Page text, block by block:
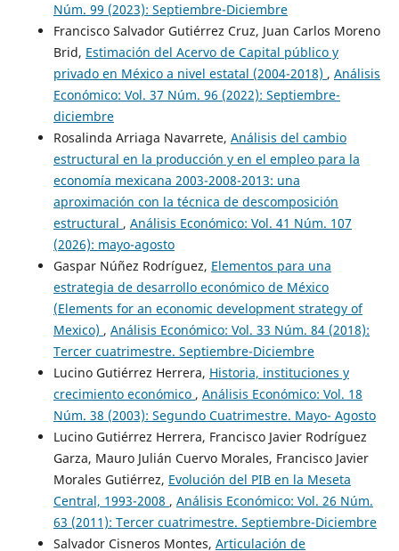
Núm. 99 (2023): Septiembre-Diciembre
Francisco Salvador Gutiérrez Cruz, Juan Carlos Moreno
Brid, Estimación del Acervo de Capital público y
privado en México a nivel estatal (2004-2018) , Análisis
Económico: Vol. 37 Núm. 96 (2022): Septiembre-
diciembre
Rosalinda Arriaga Navarrete, Análisis del cambio
estructural en la producción y en el empleo para la
economía mexicana 2003-2008-2013: una
aproximación con la técnica de descomposición
estructural , Análisis Económico: Vol. 41 Núm. 107
(2026): mayo-agosto
Gaspar Núñez Rodríguez, Elementos para una
estrategia de desarrollo económico de México
(Elements for an economic development strategy of
Mexico) , Análisis Económico: Vol. 33 Núm. 84 (2018):
Tercer cuatrimestre. Septiembre-Diciembre
Lucino Gutiérrez Herrera, Historia, instituciones y
crecimiento económico , Análisis Económico: Vol. 18
Núm. 38 (2003): Segundo Cuatrimestre. Mayo- Agosto
Lucino Gutiérrez Herrera, Francisco Javier Rodríguez
Garza, Mauro Julián Cuervo Morales, Francisco Javier
Morales Gutiérrez, Evolución del PIB en la Meseta
Central, 1993-2008 , Análisis Económico: Vol. 26 Núm.
63 (2011): Tercer cuatrimestre. Septiembre-Diciembre
Salvador Cisneros Montes, Articulación de